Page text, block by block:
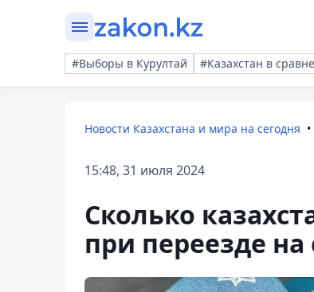
#Выборы в Курултай #Казахстан в
Новости Казахстана и мира на сегодня
15:48, 31 июля 2024
Сколько
при переезде на